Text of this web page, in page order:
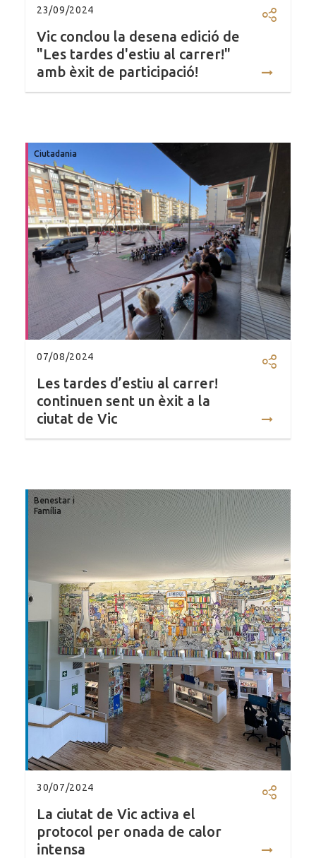
23/09/2024
Vic conclou la desena edició de
"Les tardes d'estiu al carrer!"
amb èxit de participació!
Ciutadania
07/08/2024
Les tardes d’estiu al carrer!
continuen sent un èxit a la
ciutat de Vic
Benestar i
Família
30/07/2024
La ciutat de Vic activa el
protocol per onada de calor
intensa